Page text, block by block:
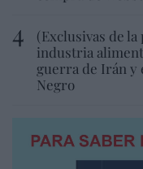
(Exclusivas de la
industria
guerra de Irán y
Negro